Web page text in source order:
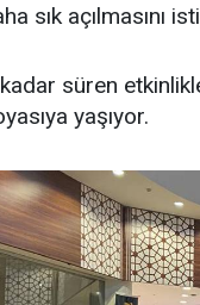
sık açılmasını
kadar süren
yaşıyor.